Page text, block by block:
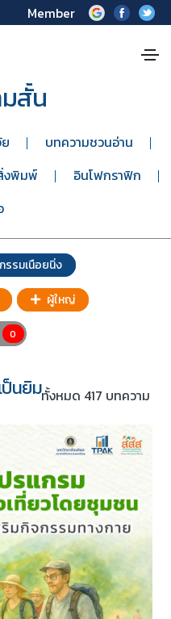
สั้น
บทความชวนอ่าน
งพิมพ์
อินโฟกราฟิก
รรมเนือยนิ่ง
ผู้ใหญ่
0
Member
ทั้งหมด 417 บทความ
ป็นยิม